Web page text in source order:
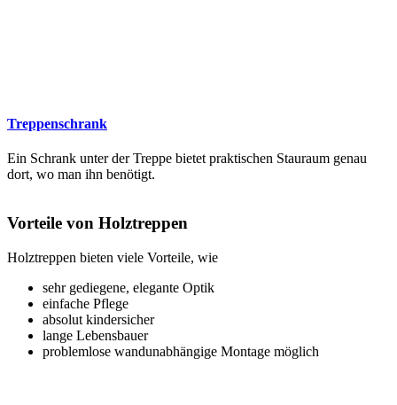
Treppenschrank
Ein Schrank unter der Treppe bietet praktischen Stauraum genau
dort, wo man ihn benötigt.
Vorteile von Holztreppen
Holztreppen bieten viele Vorteile, wie
sehr gediegene, elegante Optik
einfache Pflege
absolut kindersicher
lange Lebensbauer
problemlose wandunabhängige Montage möglich